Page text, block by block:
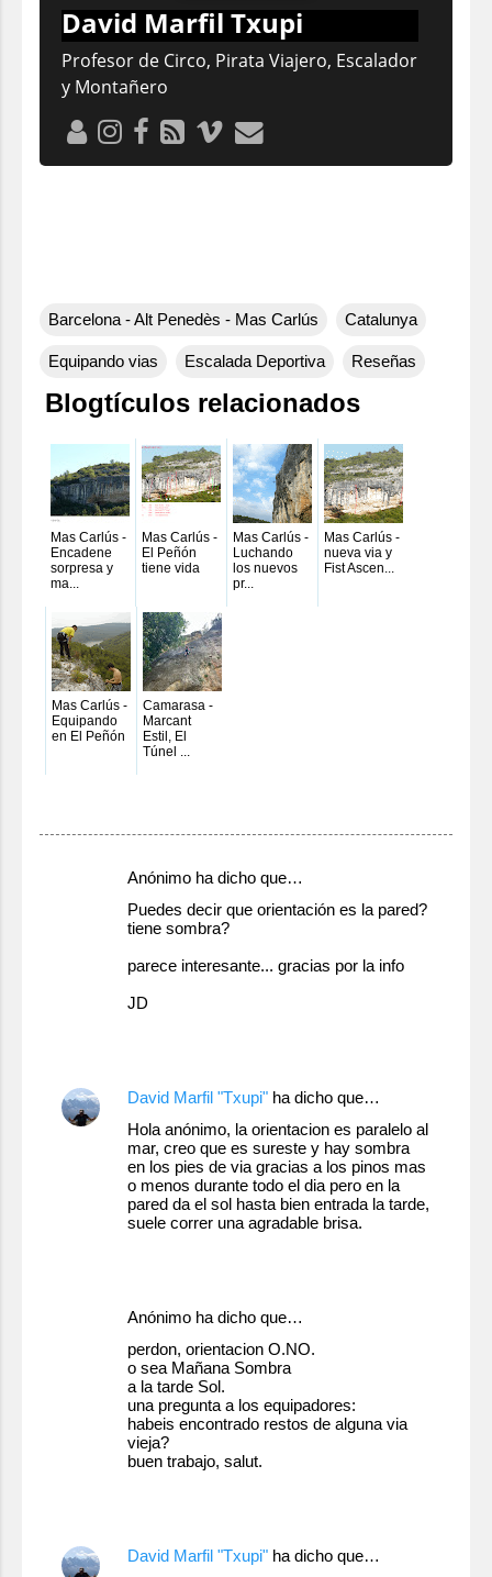
David Marfil Txupi
Profesor de Circo, Pirata Viajero, Escalador
y Montañero
Barcelona - Alt Penedès - Mas Carlús Catalunya
Equipando vias Escalada Deportiva Reseñas
Blogtículos relacionados
Mas Carlús -
Encadene
sorpresa y
ma...
Mas Carlús -
El Peñón
tiene vida
Mas Carlús -
Luchando
los nuevos
pr...
Mas Carlús -
nueva via y
Fist Ascen...
Mas Carlús -
Equipando
en El Peñón
Camarasa -
Marcant
Estil, El
Túnel ...
i
Anónimo ha dicho que…
Puedes decir que orientación es la pared?
tiene sombra?
parece interesante... gracias por la info
JD
David Marfil "Txupi" ha dicho que…
Hola anónimo, la orientacion es paralelo al
mar, creo que es sureste y hay sombra
en los pies de via gracias a los pinos mas
o menos durante todo el dia pero en la
pared da el sol hasta bien entrada la tarde,
suele correr una agradable brisa.
Anónimo ha dicho que…
perdon, orientacion O.NO.
o sea Mañana Sombra
a la tarde Sol.
una pregunta a los equipadores:
habeis encontrado restos de alguna via
vieja?
buen trabajo, salut.
David Marfil "Txupi" ha dicho que…